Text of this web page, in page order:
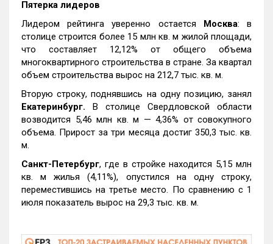
Пятерка лидеров
Лидером рейтинга уверенно остается Москва: в
столице строится более 15 млн кв. м жилой площади,
что составляет 12,12% от общего объема
многоквартирного строительства в стране. За квартал
объем строительства вырос на 212,7 тыс. кв. м.
Вторую строку, поднявшись на одну позицию, занял
Екатеринбург. В столице Свердловской области
возводится 5,46 млн кв. м — 4,36% от совокупного
объема. Прирост за три месяца достиг 350,3 тыс. кв.
м.
Санкт-Петербург, где в стройке находится 5,15 млн
кв. м жилья (4,11%), опустился на одну строку,
переместившись на третье место. По сравнению с 1
июля показатель вырос на 29,3 тыс. кв. м.